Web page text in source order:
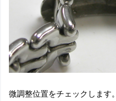
微調整位置をチェックします。